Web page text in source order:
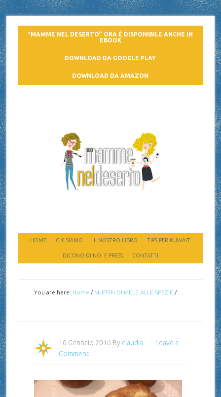
“MAMME NEL DESERTO” ORA È DISPONIBILE ANCHE IN
EBOOK
DOWNLOAD DA GOOGLE PLAY
DOWNLOAD DA AMAZON
HOME CHI SIAMO IL NOSTRO LIBRO TIPS PER KUWAIT
DICONO DI NOI E PRESS CONTATTI
You are here: Home / MUFFIN DI MELE ALLE SPEZIE /
10 Gennaio 2016 By claudia
Leave a
Comment